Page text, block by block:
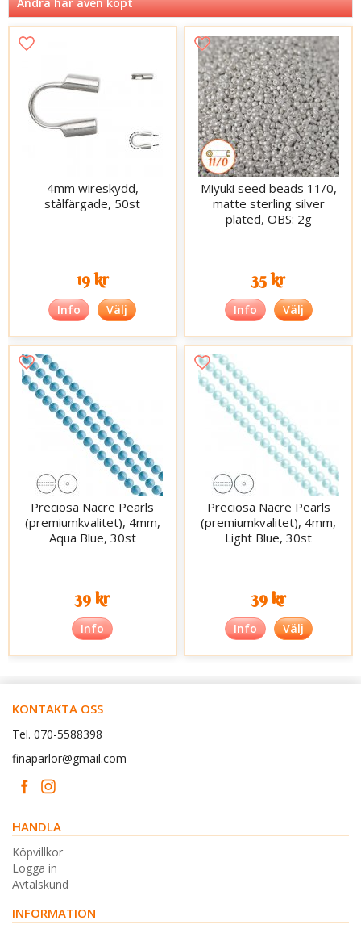
4mm wireskydd,
stålfärgade, 50st
19 kr
Info Välj
Miyuki seed beads 11/0,
matte sterling silver
plated, OBS: 2g
35 kr
Info Välj
Preciosa Nacre Pearls
(premiumkvalitet), 4mm,
Aqua Blue, 30st
39 kr
Info
Preciosa Nacre Pearls
(premiumkvalitet), 4mm,
Light Blue, 30st
39 kr
Info Välj
KONTAKTA OSS
Tel. 070-5588398
finaparlor@gmail.com
HANDLA
Köpvillkor
Logga in
Avtalskund
INFORMATION